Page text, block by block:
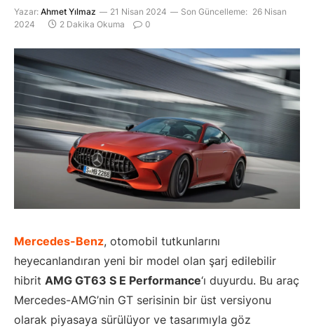
Yazar: Ahmet Yılmaz 21 Nisan 2024 Son Güncelleme: 26 Nisan
2024
2 Dakika Okuma 0
Mercedes-Benz, otomobil tutkunlarını
heyecanlandıran yeni bir model olan şarj edilebilir
hibrit AMG GT63 S E Performance‘ı duyurdu. Bu araç
Mercedes-AMG’nin GT serisinin bir üst versiyonu
olarak piyasaya sürülüyor ve tasarımıyla göz